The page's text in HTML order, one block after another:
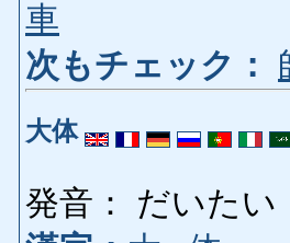
車
次もチェック：
大体
発音： だいたい